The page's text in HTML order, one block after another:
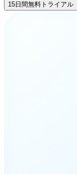
15日間無料トライアル